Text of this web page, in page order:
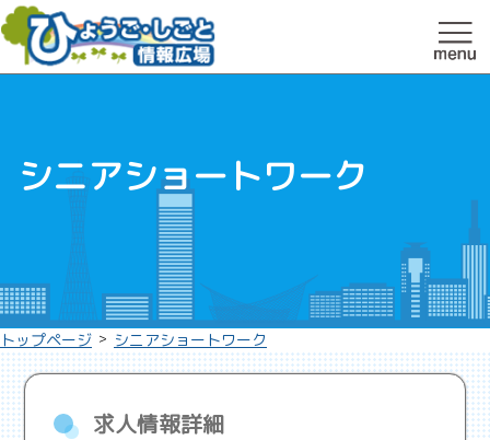
シニアショートワーク
トップページ > シニアショートワーク
求人情報詳細